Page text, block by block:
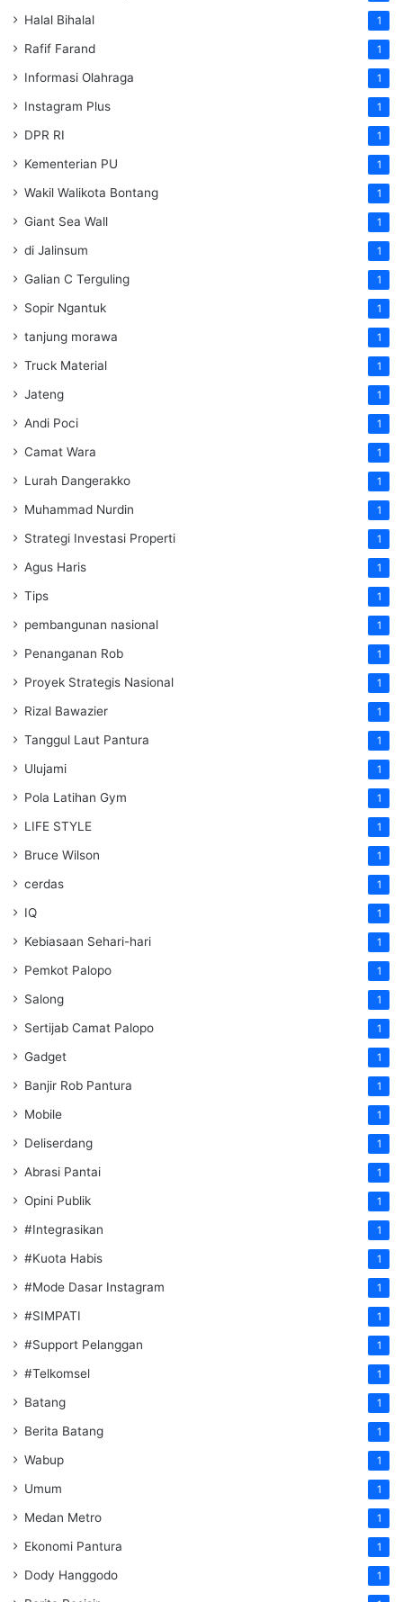
Halal Bihalal 1
Rafif Farand 1
Informasi Olahraga 1
Instagram Plus 1
DPR RI 1
Kementerian PU 1
Wakil Walikota Bontang 1
Giant Sea Wall 1
di Jalinsum 1
Galian C Terguling 1
Sopir Ngantuk 1
tanjung morawa 1
Truck Material 1
Jateng 1
Andi Poci 1
Camat Wara 1
Lurah Dangerakko 1
Muhammad Nurdin 1
Strategi Investasi Properti 1
Agus Haris 1
Tips 1
pembangunan nasional 1
Penanganan Rob 1
Proyek Strategis Nasional 1
Rizal Bawazier 1
Tanggul Laut Pantura 1
Ulujami 1
Pola Latihan Gym 1
LIFE STYLE 1
Bruce Wilson 1
cerdas 1
IQ 1
Kebiasaan Sehari-hari 1
Pemkot Palopo 1
Salong 1
Sertijab Camat Palopo 1
Gadget 1
Banjir Rob Pantura 1
Mobile 1
Deliserdang 1
Abrasi Pantai 1
Opini Publik 1
#Integrasikan 1
#Kuota Habis 1
#Mode Dasar Instagram 1
#SIMPATI 1
#Support Pelanggan 1
#Telkomsel 1
Batang 1
Berita Batang 1
Wabup 1
Umum 1
Medan Metro 1
Ekonomi Pantura 1
Dody Hanggodo 1